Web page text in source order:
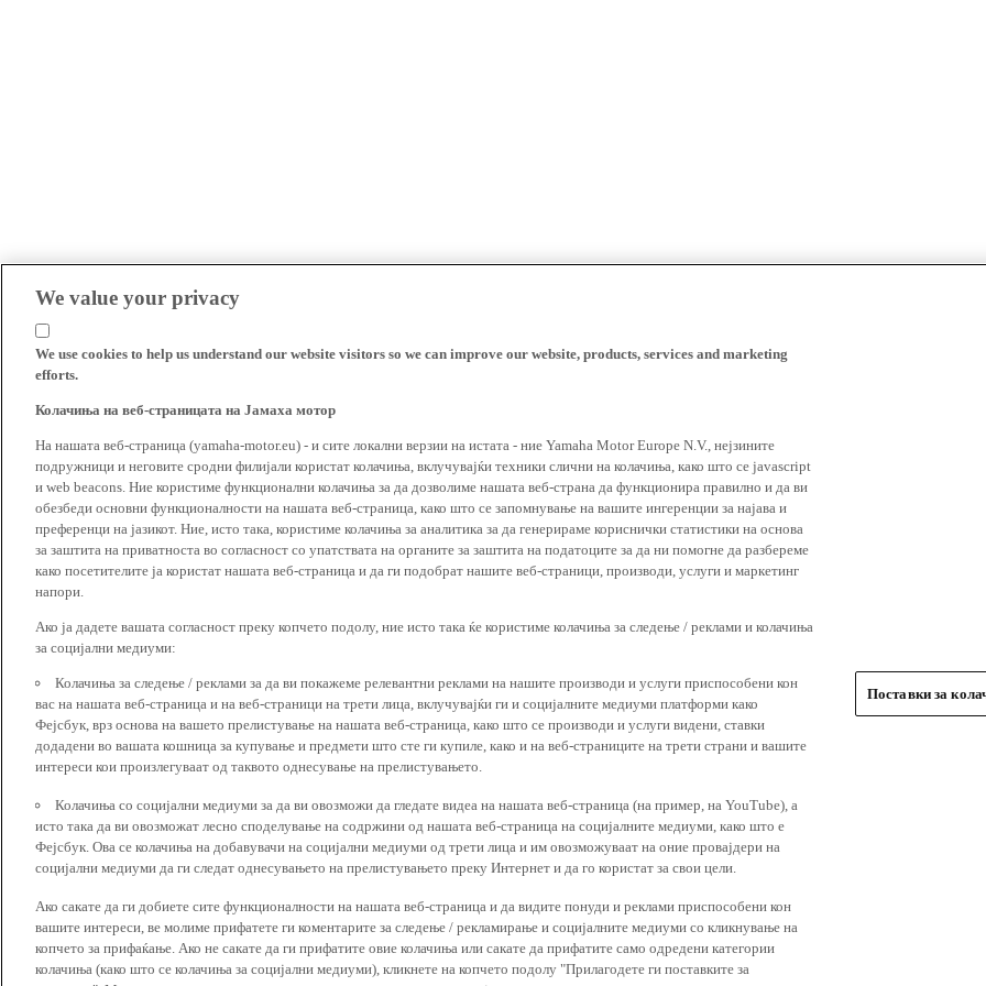
We value your privacy
We use cookies to help us understand our website visitors so we can improve our website, products, services and marketing
efforts.
Колачиња на веб-страницата на Јамаха мотор
На нашата веб-страница (yamaha-motor.eu) - и сите локални верзии на истата - ние Yamaha Motor Europe N.V., нејзините
подружници и неговите сродни филијали користат колачиња, вклучувајќи техники слични на колачиња, како што се javascript
и web beacons. Ние користиме функционални колачиња за да дозволиме нашата веб-страна да функционира правилно и да ви
обезбеди основни функционалности на нашата веб-страница, како што се запомнување на вашите ингеренции за најава и
преференци на јазикот. Ние, исто така, користиме колачиња за аналитика за да генерираме кориснички статистики на основа
за заштита на приватноста во согласност со упатствата на органите за заштита на податоците за да ни помогне да разбереме
како посетителите ја користат нашата веб-страница и да ги подобрат нашите веб-страници, производи, услуги и маркетинг
напори.
Ако ја дадете вашата согласност преку копчето подолу, ние исто така ќе користиме колачиња за следење / реклами и колачиња
за социјални медиуми:
Колачиња за следење / реклами за да ви покажеме релевантни реклами на нашите производи и услуги приспособени кон
вас на нашата веб-страница и на веб-страници на трети лица, вклучувајќи ги и социјалните медиуми платформи како
Фејсбук, врз основа на вашето прелистување на нашата веб-страница, како што се производи и услуги видени, ставки
додадени во вашата кошница за купување и предмети што сте ги купиле, како и на веб-страниците на трети страни и вашите
интереси кои произлегуваат од таквото однесување на прелистувањето.
Колачиња со социјални медиуми за да ви овозможи да гледате видеа на нашата веб-страница (на пример, на YouTube), а
исто така да ви овозможат лесно споделување на содржини од нашата веб-страница на социјалните медиуми, како што е
Фејсбук. Ова се колачиња на добавувачи на социјални медиуми од трети лица и им овозможуваат на оние провајдери на
социјални медиуми да ги следат однесувањето на прелистувањето преку Интернет и да го користат за свои цели.
Ако сакате да ги добиете сите функционалности на нашата веб-страница и да видите понуди и реклами приспособени кон
вашите интереси, ве молиме прифатете ги коментарите за следење / рекламирање и социјалните медиуми со кликнување на
копчето за прифаќање. Ако не сакате да ги прифатите овие колачиња или сакате да прифатите само одредени категории
колачиња (како што се колачиња за социјални медиуми), кликнете на копчето подолу "Прилагодете ги поставките за
Поставки за